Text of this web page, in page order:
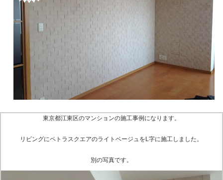
東京都江東区のマンションの施工事例になります。
リビングにペトラスクエアのライトベージュをL字に施工しました。
別の写真です。